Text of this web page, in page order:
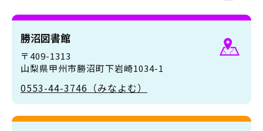
勝沼図書館
〒409-1313
山梨県甲州市勝沼町下岩崎1034-1
0553-44-3746（みなよむ）